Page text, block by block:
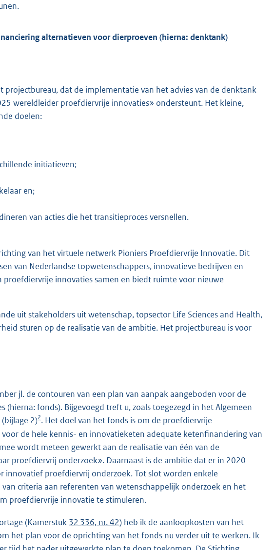
alternatieven voor dierproeven (hierna: denktank)
projectbureau, dat de implementatie van het advies van de denktank
wereldleider proefdiervrije innovaties» ondersteunt. Het kleine,
doelen:
initiatieven;
en;
van acties die het transitieproces versnellen.
van het virtuele netwerk Pioniers Proefdiervrije Innovatie. Dit
van Nederlandse topwetenschappers, innovatieve bedrijven en
innovaties samen en biedt ruimte voor nieuwe
uit stakeholders uit wetenschap, topsector Life Sciences and Health,
sturen op de realisatie van de ambitie. Het projectbureau is voor
jl. de contouren van een plan van aanpak aangeboden voor de
fonds). Bijgevoegd treft u, zoals toegezegd in het Algemeen
2)2. Het doel van het fonds is om de proefdiervrije
de hele kennis- en innovatieketen adequate ketenfinanciering van
wordt meteen gewerkt aan de realisatie van één van de
proefdiervrij onderzoek». Daarnaast is de ambitie dat er in 2020
innovatief proefdiervrij onderzoek. Tot slot worden enkele
criteria aan referenten van wetenschappelijk onderzoek en het
proefdiervrije innovatie te stimuleren.
(Kamerstuk 32 336, nr. 42) heb ik de aanloopkosten van het
het plan voor de oprichting van het fonds nu verder uit te werken. Ik